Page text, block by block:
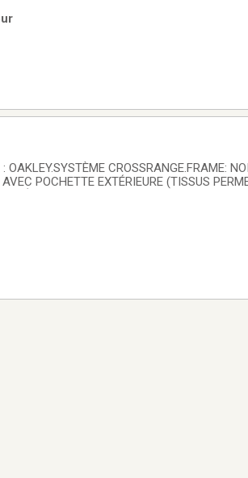
OAKLEY.SYSTÈME CROSSRANGE.FRAME:
POCHETTE EXTÉRIEURE (TISSUS
À INSTALLATION RAPIDE.ÉTAT: